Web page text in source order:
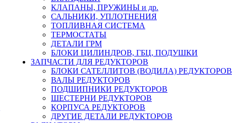
КЛАПАНЫ, ПРУЖИНЫ и др.
САЛЬНИКИ, УПЛОТНЕНИЯ
ТОПЛИВНАЯ СИСТЕМА
ТЕРМОСТАТЫ
ДЕТАЛИ ГРМ
БЛОКИ ЦИЛИНДРОВ, ГБЦ, ПОДУШКИ
ЗАПЧАСТИ ДЛЯ РЕДУКТОРОВ
БЛОКИ САТЕЛЛИТОВ (ВОДИЛА) РЕДУКТОРОВ
ВАЛЫ РЕДУКТОРОВ
ПОДШИПНИКИ РЕДУКТОРОВ
ШЕСТЕРНИ РЕДУКТОРОВ
КОРПУСА РЕДУКТОРОВ
ДРУГИЕ ДЕТАЛИ РЕДУКТОРОВ